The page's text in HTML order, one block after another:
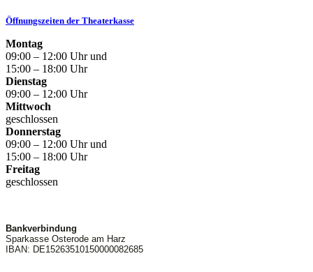
Öffnungszeiten der Theaterkasse
Montag
09:00 – 12:00 Uhr und
15:00 – 18:00 Uhr
Dienstag
09:00 – 12:00 Uhr
Mittwoch
geschlossen
Donnerstag
09:00 – 12:00 Uhr und
15:00 – 18:00 Uhr
Freitag
geschlossen
Bankverbindung
Sparkasse Osterode am Harz
IBAN: DE15263510150000082685